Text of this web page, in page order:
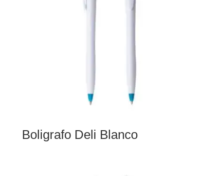
Boligrafo Deli Blanco